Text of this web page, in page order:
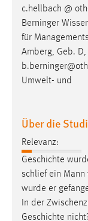
c.hellbach @
Berninger
für
Amberg, Geb. D,
Umwelt- und
Über die
Relevanz:
Geschichte
schlief ein Mann
wurde er
In der
Geschichte